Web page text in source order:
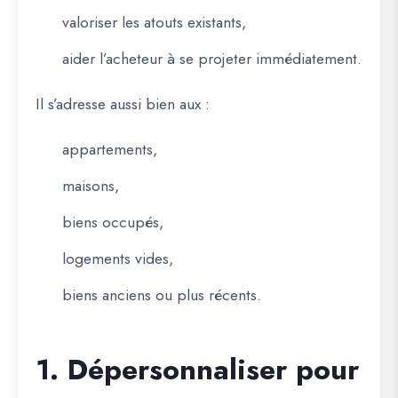
valoriser les atouts existants,
aider l’acheteur à se projeter immédiatement.
Il s’adresse aussi bien aux :
appartements,
maisons,
biens occupés,
logements vides,
biens anciens ou plus récents.
1. Dépersonnaliser pour